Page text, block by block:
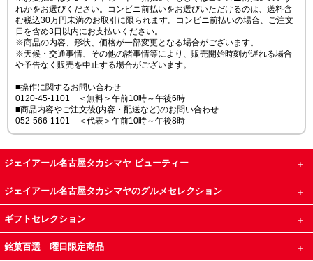
れかをお選びください。コンビニ前払いをお選びいただけるのは、送料含
む税込30万円未満のお取引に限られます。コンビニ前払いの場合、ご注文
日を含め3日以内にお支払いください。
※商品の内容、形状、価格が一部変更となる場合がございます。
※天候・交通事情、その他の諸事情等により、販売開始時刻が遅れる場合
や予告なく販売を中止する場合がございます。
■操作に関するお問い合わせ
0120-45-1101 ＜無料＞午前10時～午後6時
■商品内容やご注文後(内容・配送など)のお問い合わせ
052-566-1101 ＜代表＞午前10時～午後8時
ジェイアール名古屋タカシマヤ ビューティー
ジェイアール名古屋タカシマヤのグルメセレクション
ギフトセレクション
銘菓百選 曜日限定商品